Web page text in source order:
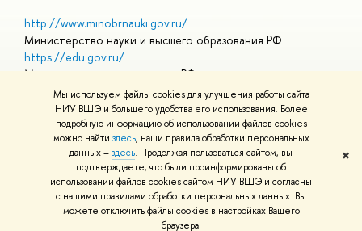
Мы используем файлы cookies для улучшения работы сайта
НИУ ВШЭ и большего удобства его использования. Более
подробную информацию об использовании файлов cookies
можно найти здесь, наши правила обработки персональных
данных –здесь. Продолжая пользоваться сайтом, вы
подтверждаете, что были проинформированы об
использовании файлов cookies сайтом НИУ ВШЭ и согласны
с нашими правилами обработки персональных данных. Вы
можете отключить файлы cookies в настройках Вашего
браузера.
✖
http://www.minobrnauki.gov.ru/
Министерство науки и высшего образования РФ
https://edu.gov.ru/
Министерство просвещения РФ
https://elearning.hse.ru/mooc
Массовые открытые онлайн-курсы
© НИУ ВШЭ 1993–2026 Адреса и контактыУсловия
использования материалов Политика конфиденциальности
Шрифты HSE Sans и HSE Slab разработаны вШколе дизайна НИУ